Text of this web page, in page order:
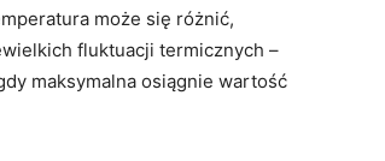
może się różnić,
fluktuacji termicznych –
maksymalna osiągnie wartość